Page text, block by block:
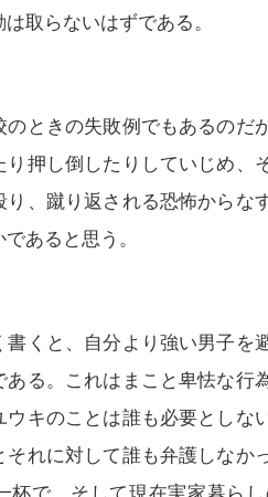
取らないはずである。
のときの失敗例でもあるのだ
り押し倒したりしていじめ、
り、蹴り返される恐怖からな
あると思う。
書くと、自分より強い男子を
ある。これはまこと卑怯な行
ウキのことは誰も必要としな
それに対して誰も弁護しなか